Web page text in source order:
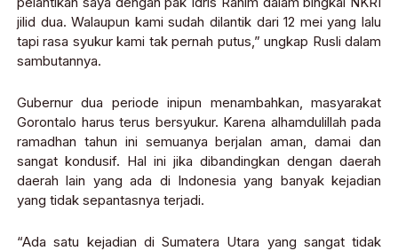
jilid dua. Walaupun kami sudah dilantik dari 12 mei yang lalu
tapi rasa syukur kami tak pernah putus,” ungkap Rusli dalam
sambutannya.
Gubernur dua periode inipun menambahkan, masyarakat
Gorontalo harus terus bersyukur. Karena alhamdulillah pada
ramadhan tahun ini semuanya berjalan aman, damai dan
sangat kondusif. Hal ini jika dibandingkan dengan daerah
daerah lain yang ada di Indonesia yang banyak kejadian
yang tidak sepantasnya terjadi.
“Ada satu kejadian di Sumatera Utara yang sangat tidak